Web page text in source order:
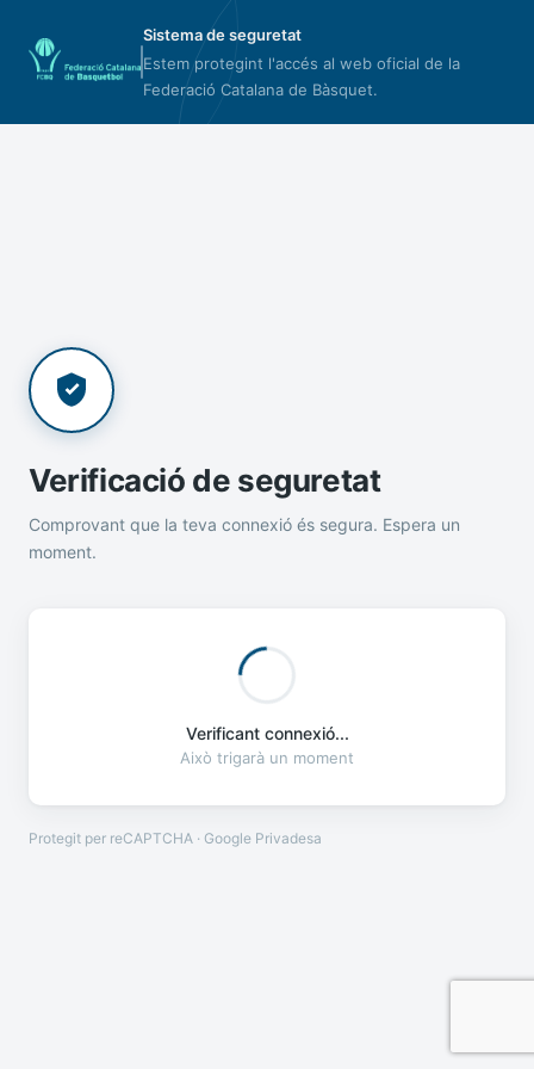
Sistema de seguretat
Estem protegint l'accés al web oficial de la
Federació Catalana de Bàsquet.
Verificació de seguretat
Comprovant que la teva connexió és segura. Espera un
moment.
Verificant connexió...
Això trigarà un moment
Protegit per reCAPTCHA · Google Privadesa